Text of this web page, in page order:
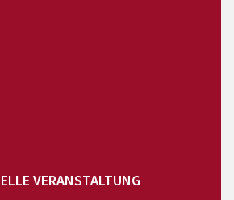
VERANSTALTUNG